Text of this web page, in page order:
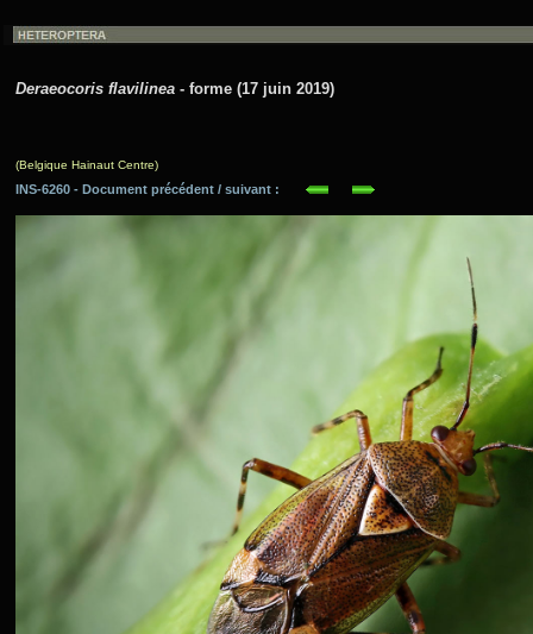
Deraeocoris flavilinea - forme (17 juin 2019)
(Belgique Hainaut Centre)
INS-6260 - Document précédent / suivant :